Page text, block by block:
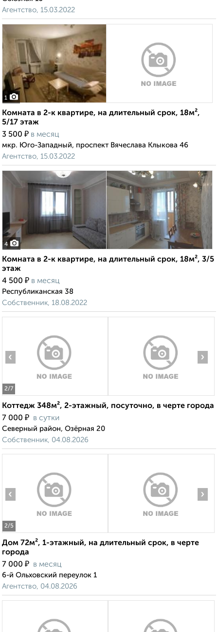
Агентство, 15.03.2022
1
Комната в 2-к квартире, на длительный срок, 18м²,
5/17 этаж
3 500 ₽ в месяц
мкр. Юго-Западный, проспект Вячеслава Клыкова 46
Агентство, 15.03.2022
4
Комната в 2-к квартире, на длительный срок, 18м², 3/5
этаж
4 500 ₽ в месяц
Республиканская 38
Собственник, 18.08.2022
2/7
‹ ›
Коттедж 348м², 2-этажный, посуточно, в черте города
7 000 ₽ в сутки
Северный район, Озёрная 20
Собственник, 04.08.2026
2/5
‹ ›
Дом 72м², 1-этажный, на длительный срок, в черте
города
7 000 ₽ в месяц
6-й Ольховский переулок 1
Агентство, 04.08.2026